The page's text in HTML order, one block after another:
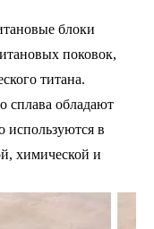
блоки
поковок,
титана.
сплава обладают
используются в
химической и